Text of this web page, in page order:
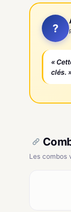
?
«
clés.
Les combos